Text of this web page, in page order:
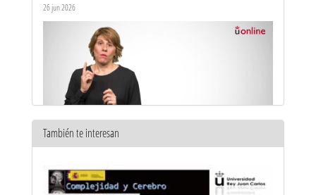
26 jun 2026
Presentación
7 mar 2025
También te interesan